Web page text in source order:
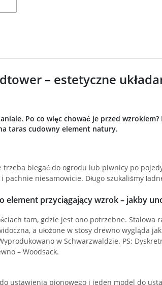
– estetyczne
Po co więc chować je przed
taras cudowny element natury.
biegać do ogrodu lub piwnicy po
niesamowicie. Długo szukaliśmy
przyciągający wzrok – jakby
tam, gdzie jest ono potrzebne. Stalowa
a ułożone w stosy drewno wygląda
w Schwarzwaldzie. PS:
– Woodsack.
ustawienia pionowego i jeden model do